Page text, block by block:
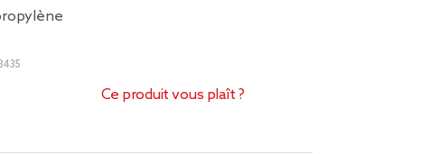
Ce produit vous plaît ?